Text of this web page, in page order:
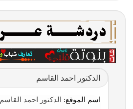
الدكتور احمد القاسم
اسم الموقع: الدكتور احمد القاسم